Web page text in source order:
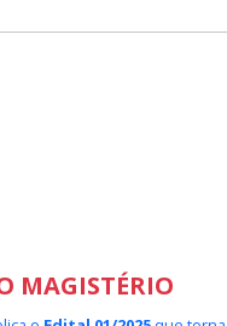
MAGISTÉRIO